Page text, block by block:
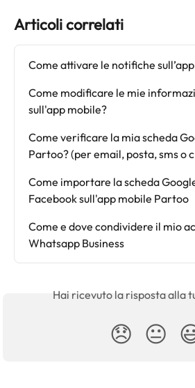
Articoli correlati
Come attivare le notifiche
Come modificare le mie
sull'app mobile?
Come verificare la mia scheda
Partoo? (per email, posta, sms o
Come importare la scheda
Facebook sull'app mobile Partoo
Come e dove condividere il mio
Whatsapp Business
Hai ricevuto la risposta alla
😞 😐